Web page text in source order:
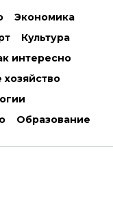
Экономика
Культура
интересно
хозяйство
Образование